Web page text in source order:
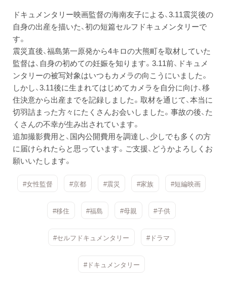
ドキュメンタリー映画監督の海南友子による、3.11震災後の
自身の出産を描いた、初の短篇セルフドキュメンタリーで
す。
震災直後、福島第一原発から4キロの大熊町を取材していた
監督は、自身の初めての妊娠を知ります。3.11前、ドキュメ
ンタリーの被写対象はいつもカメラの向こうにいました。
しかし、3.11後に生まれてはじめてカメラを自分に向け、移
住決意から出産までを記録しました。取材を通じて、本当に
切羽詰まった方々にたくさんお会いしました。事故の後、た
くさんの不幸が生み出されています。
追加撮影費用と、国内公開費用を調達し、少しでも多くの方
に届けられたらと思っています。ご支援、どうかよろしくお
願いいたします。
#女性監督 #京都 #震災 #家族 #短編映画
#移住 #福島 #母親 #子供
#セルフドキュメンタリー #ドラマ
#ドキュメンタリー